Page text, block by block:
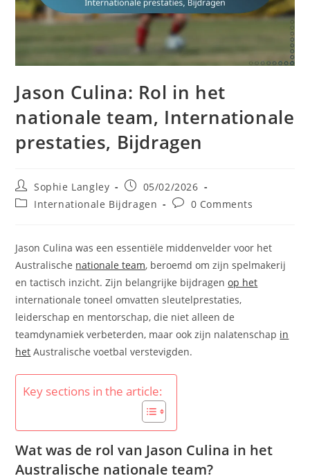
Jason Culina: Rol in het
nationale team, Internationale
prestaties, Bijdragen
Post
author:
Sophie Langley
Post
published:
05/02/2026
PostInternationale Bijdragen
Post0 Comments
Jason Culina was een essentiële middenvelder voor het
Australische nationale team, beroemd om zijn spelmakerij
en tactisch inzicht. Zijn belangrijke bijdragenop het
internationale toneel omvatten sleutelprestaties,
leiderschap en mentorschap, die niet alleen de
teamdynamiek verbeterden, maar ook zijn nalatenschap in
het Australische voetbal verstevigden.
Key sections in the article:
Wat was de rol van Jason Culina in het
Australische nationale team?